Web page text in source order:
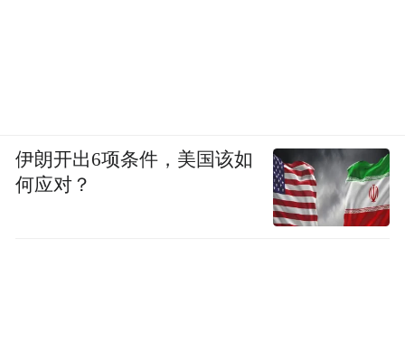
伊朗开出6项条件，美国该如
何应对？